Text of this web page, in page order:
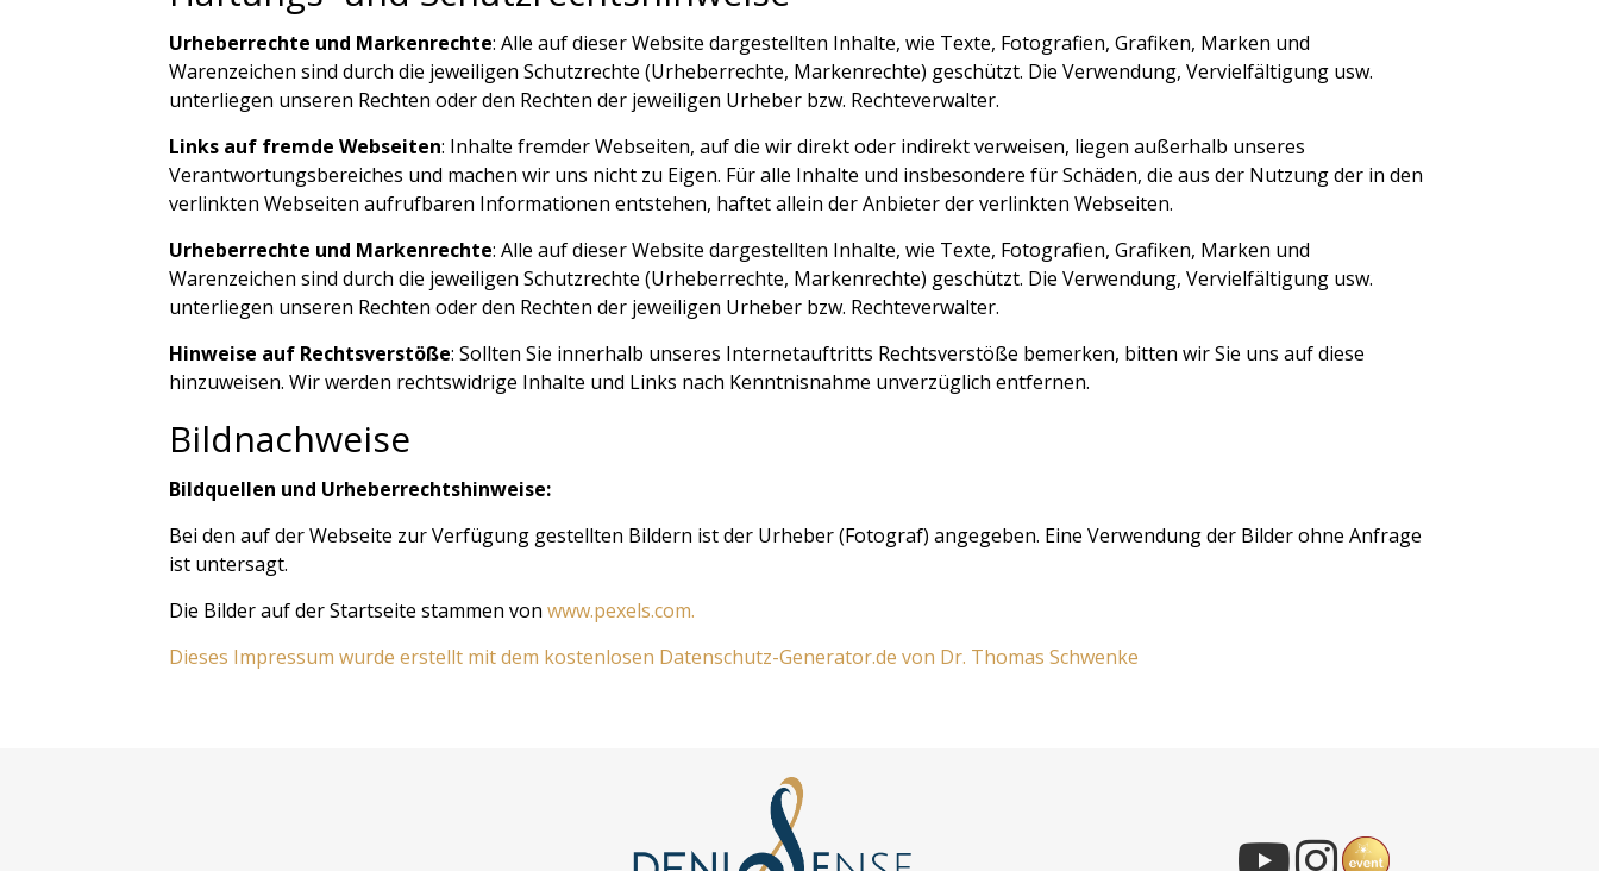
Urheberrechte und Markenrechte: Alle auf dieser Website dargestellten Inhalte, wie Texte, Fotografien, Grafiken, Marken und
Warenzeichen sind durch die jeweiligen Schutzrechte (Urheberrechte, Markenrechte) geschützt. Die Verwendung, Vervielfältigung usw.
unterliegen unseren Rechten oder den Rechten der jeweiligen Urheber bzw. Rechteverwalter.
Links auf fremde Webseiten: Inhalte fremder Webseiten, auf die wir direkt oder indirekt verweisen, liegen außerhalb unseres
Verantwortungsbereiches und machen wir uns nicht zu Eigen. Für alle Inhalte und insbesondere für Schäden, die aus der Nutzung der in den
verlinkten Webseiten aufrufbaren Informationen entstehen, haftet allein der Anbieter der verlinkten Webseiten.
Urheberrechte und Markenrechte: Alle auf dieser Website dargestellten Inhalte, wie Texte, Fotografien, Grafiken, Marken und
Warenzeichen sind durch die jeweiligen Schutzrechte (Urheberrechte, Markenrechte) geschützt. Die Verwendung, Vervielfältigung usw.
unterliegen unseren Rechten oder den Rechten der jeweiligen Urheber bzw. Rechteverwalter.
Hinweise auf Rechtsverstöße: Sollten Sie innerhalb unseres Internetauftritts Rechtsverstöße bemerken, bitten wir Sie uns auf diese
hinzuweisen. Wir werden rechtswidrige Inhalte und Links nach Kenntnisnahme unverzüglich entfernen.
Bildnachweise
Bildquellen und Urheberrechtshinweise:
Bei den auf der Webseite zur Verfügung gestellten Bildern ist der Urheber (Fotograf) angegeben. Eine Verwendung der Bilder ohne Anfrage
ist untersagt.
Die Bilder auf der Startseite stammen von www.pexels.com.
Dieses Impressum wurde erstellt mit dem kostenlosen Datenschutz-Generator.de von Dr. Thomas Schwenke